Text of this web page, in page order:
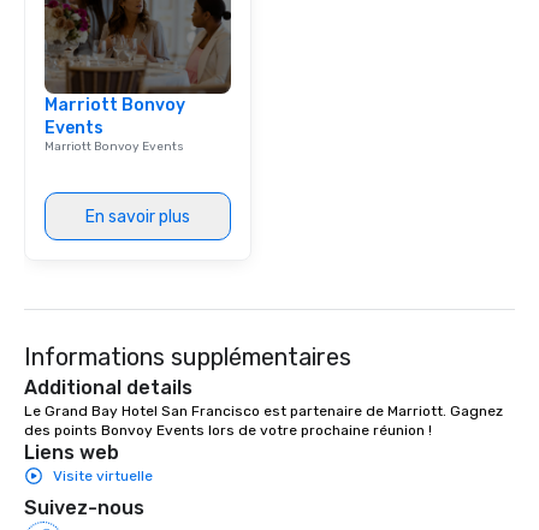
Marriott Bonvoy
Events
Marriott Bonvoy Events
En savoir plus
Informations supplémentaires
Additional details
Le Grand Bay Hotel San Francisco est partenaire de Marriott. Gagnez
des points Bonvoy Events lors de votre prochaine réunion !
Liens web
Visite virtuelle
Suivez-nous